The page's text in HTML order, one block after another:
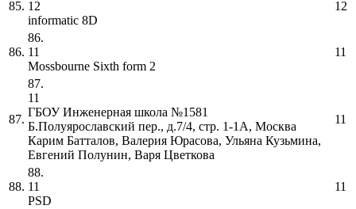
85. 12
informatic 8D
12
86.
86.
11
Mossbourne Sixth form 2
11
87.
87.
11
ГБОУ Инженерная школа №1581
Б.Полуярославский пер., д.7/4, стр. 1-1А, Москва
Карим Батталов, Валерия Юрасова, Ульяна Кузьмина,
Евгений Полунин, Варя Цветкова
11
88.
88.
11
PSD
11